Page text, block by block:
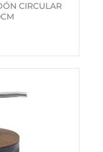
CIRCULAR